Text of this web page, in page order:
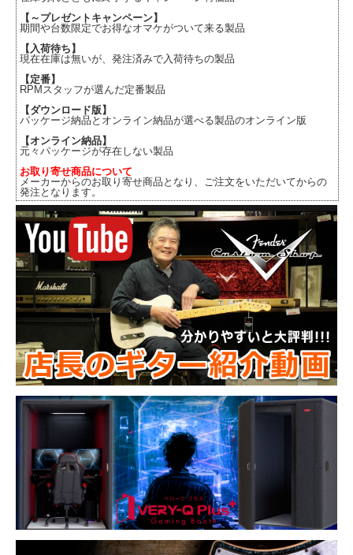
【～プレゼントキャンペーン】
期間や台数限定でお得なオマケがついて来る製品
【入荷待ち】
現在在庫は無いが、発注済みで入荷待ちの製品
【定番】
RPMスタッフが選んだ定番製品
【ダウンロード版】
パッケージ納品とオンライン納品が選べる製品のオンライン版
【オンライン納品】
元々パッケージが存在しない製品
お取り寄せ商品について
メーカーからのお取り寄せ商品となり、ご注文をいただいてからの
発注となります。